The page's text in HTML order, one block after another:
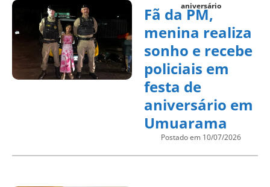
aniversário
Fã da PM,
menina realiza
sonho e recebe
policiais em
festa de
aniversário em
Umuarama
Postado em 10/07/2026